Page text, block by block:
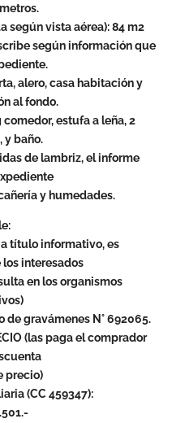
según vista aérea): 84 m2
según información que
alero, casa habitación y
al fondo.
estufa a leña, 2
y baño.
de lambriz, el informe
y humedades.
a título informativo, es
interesados
en los organismos
gravámenes N° 692065.
(las paga el comprador
precio)
(CC 459347):